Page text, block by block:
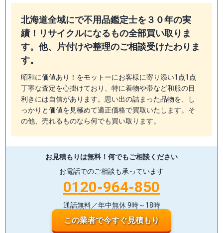
北海道全域にで不用品鑑定士を３０年の実
績！リサイクルになるもの全部買い取りま
す。他、片付けや整理のご相談受けたわりま
す。
昭和に価値あり！をモットーにお客様に寄り添い1点1点
丁寧な査定を心掛けており、特に着物や帯など和服の目
利きには自信があります。思い出の詰まった品物を、し
っかりと価値を見極めて適正価格で買取いたします。そ
の他、売れるものなら何でも買い取ります。
お見積もりは無料！ 何でもご相談ください
お電話でのご相談も承っています
0120-964-850
通話無料／年中無休 9時～18時
この業者で今すぐ見積もり